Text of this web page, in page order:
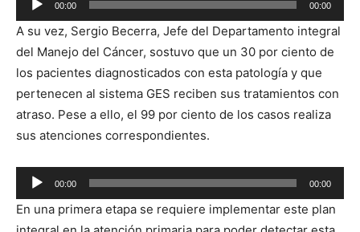
Reproductor
de
audio
00:00 00:00
A su vez, Sergio Becerra, Jefe del Departamento integral
del Manejo del Cáncer, sostuvo que un 30 por ciento de
los pacientes diagnosticados con esta patología y que
pertenecen al sistema GES reciben sus tratamientos con
atraso. Pese a ello, el 99 por ciento de los casos realiza
sus atenciones correspondientes.
Reproductor
de
audio
00:00 00:00
En una primera etapa se requiere implementar este plan